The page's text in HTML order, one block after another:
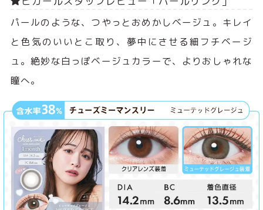
パールのような、つやっとおめかしベージュ。キレイ
と色気のいいとこ取り、夢中にさせる細フチベージ
ュ。絶妙な白っぽベージュカラーで、よりおしゃれな
瞳へ。